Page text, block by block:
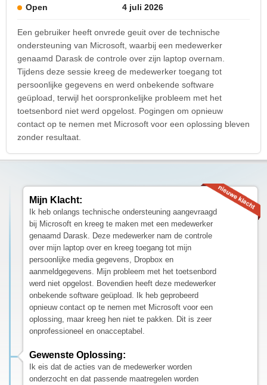
Open 4 juli 2026
Een gebruiker heeft onvrede geuit over de technische
ondersteuning van Microsoft, waarbij een medewerker
genaamd Darask de controle over zijn laptop overnam.
Tijdens deze sessie kreeg de medewerker toegang tot
persoonlijke gegevens en werd onbekende software
geüpload, terwijl het oorspronkelijke probleem met het
toetsenbord niet werd opgelost. Pogingen om opnieuw
contact op te nemen met Microsoft voor een oplossing bleven
zonder resultaat.
Mijn Klacht:
Ik heb onlangs technische ondersteuning aangevraagd
bij Microsoft en kreeg te maken met een medewerker
genaamd Darask. Deze medewerker nam de controle
over mijn laptop over en kreeg toegang tot mijn
persoonlijke media gegevens, Dropbox en
aanmeldgegevens. Mijn probleem met het toetsenbord
werd niet opgelost. Bovendien heeft deze medewerker
onbekende software geüpload. Ik heb geprobeerd
opnieuw contact op te nemen met Microsoft voor een
oplossing, maar kreeg hen niet te pakken. Dit is zeer
onprofessioneel en onacceptabel.
Gewenste Oplossing:
Ik eis dat de acties van de medewerker worden
onderzocht en dat passende maatregelen worden